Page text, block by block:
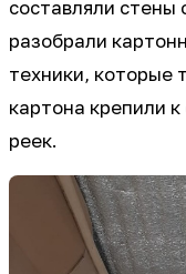
составляли стены
разобрали
техники, которые
картона крепили
реек.